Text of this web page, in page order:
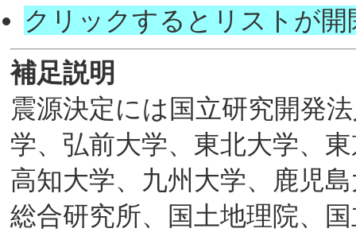
クリックするとリストが開
補足説明
震源決定には国立研究開発
学、弘前大学、東北大学、
高知大学、九州大学、鹿児
総合研究所、国土地理院、